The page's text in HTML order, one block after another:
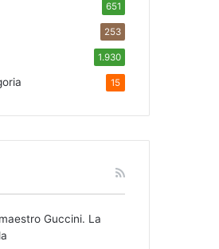
651
253
1.930
15
Guccini. La